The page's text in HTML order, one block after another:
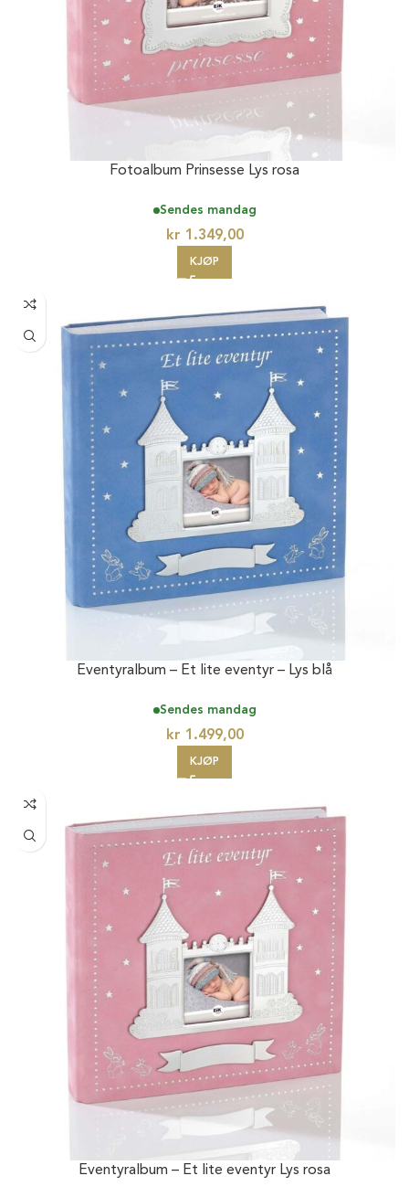
Fotoalbum Prinsesse Lys rosa
Sendes mandag
kr 1.349,00
KJØP
Eventyralbum – Et lite eventyr – Lys blå
Sendes mandag
kr 1.499,00
KJØP
Eventyralbum – Et lite eventyr Lys rosa